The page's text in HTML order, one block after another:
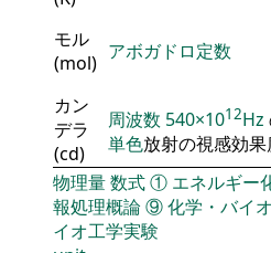
モル
(mol) アボガドロ定数
カン
デラ
(cd)
周波数 540×1012Hz
単色放射の視感効果
物理量数式① エネルギー
報処理概論⑨化学・バイ
イオ工学実験